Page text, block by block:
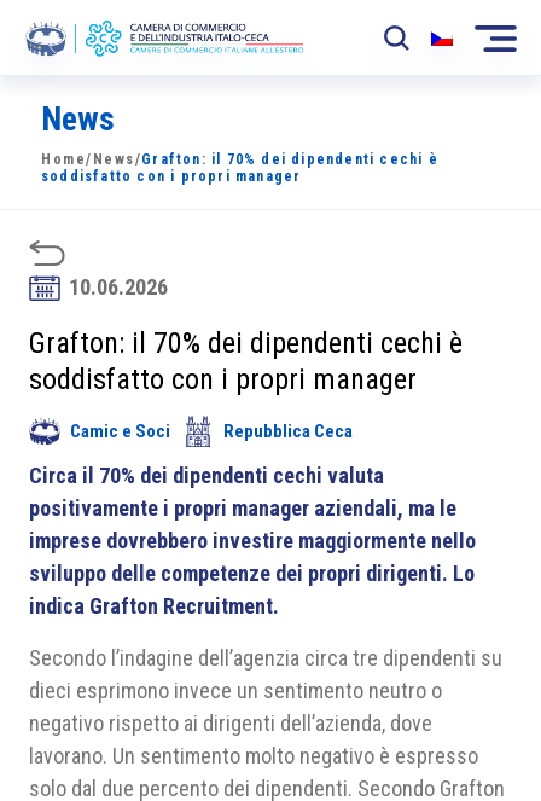
La Camera
News
Sviluppo Mercato
Soci
Partner
Progetti
Area riservata
News
Home/ News/Grafton: il 70% dei dipendenti cechi è
soddisfatto con i propri manager
10.06.2026
Grafton: il 70% dei dipendenti cechi è
soddisfatto con i propri manager
Camic e Soci Repubblica Ceca
Circa il 70% dei dipendenti cechi valuta
positivamente i propri manager aziendali, ma le
imprese dovrebbero investire maggiormente nello
sviluppo delle competenze dei propri dirigenti. Lo
indica Grafton Recruitment.
Secondo l’indagine dell’agenzia circa tre dipendenti su
dieci esprimono invece un sentimento neutro o
negativo rispetto ai dirigenti dell’azienda, dove
lavorano. Un sentimento molto negativo è espresso
solo dal due percento dei dipendenti. Secondo Grafton